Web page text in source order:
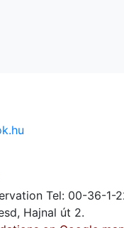
Tel: 00-36-1-
Hajnal út 2.